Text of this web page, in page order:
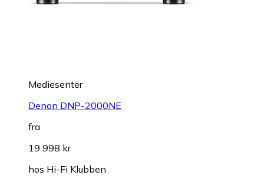
Mediesenter
Denon DNP-2000NE
fra
19 998 kr
hos Hi-Fi Klubben